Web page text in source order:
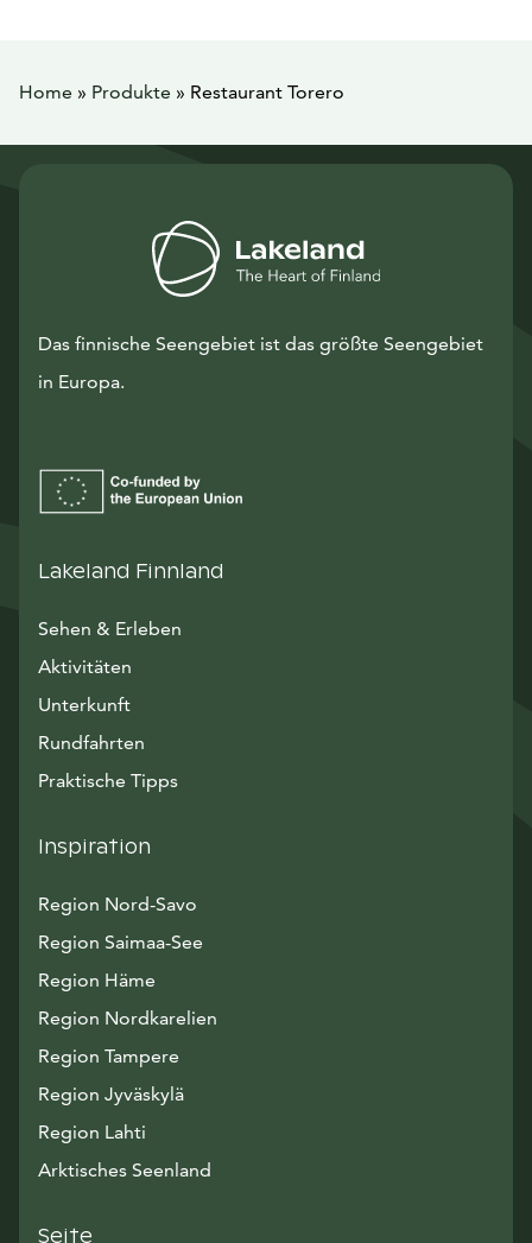
Home » Produkte » Restaurant Torero
Das finnische Seengebiet ist das größte Seengebiet
in Europa.
Lakeland Finnland
Sehen & Erleben
Aktivitäten
Unterkunft
Rundfahrten
Praktische Tipps
Inspiration
Region Nord-Savo
Region Saimaa-See
Region Häme
Region Nordkarelien
Region Tampere
Region Jyväskylä
Region Lahti
Arktisches Seenland
Seite